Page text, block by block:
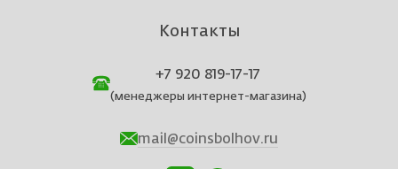
Контакты
+7 920 819-17-17
(менеджеры интернет-магазина)
mail@coinsbolhov.ru